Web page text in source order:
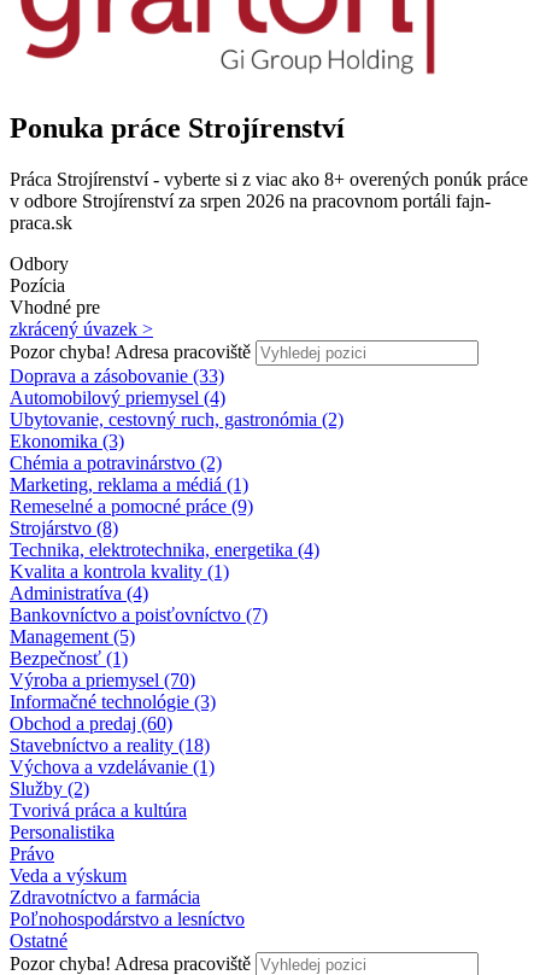
Ponuka práce Strojírenství
Práca Strojírenství - vyberte si z viac ako 8+ overených ponúk práce
v odbore Strojírenství za srpen 2026 na pracovnom portáli fajn-
praca.sk
Odbory
Pozícia
Vhodné pre
zkrácený úvazek >
Pozor chyba! Adresa pracoviště
Doprava a zásobovanie (33)
Automobilový priemysel (4)
Ubytovanie, cestovný ruch, gastronómia (2)
Ekonomika (3)
Chémia a potravinárstvo (2)
Marketing, reklama a médiá (1)
Remeselné a pomocné práce (9)
Strojárstvo (8)
Technika, elektrotechnika, energetika (4)
Kvalita a kontrola kvality (1)
Administratíva (4)
Bankovníctvo a poisťovníctvo (7)
Management (5)
Bezpečnosť (1)
Výroba a priemysel (70)
Informačné technológie (3)
Obchod a predaj (60)
Stavebníctvo a reality (18)
Výchova a vzdelávanie (1)
Služby (2)
Tvorivá práca a kultúra
Personalistika
Právo
Veda a výskum
Zdravotníctvo a farmácia
Poľnohospodárstvo a lesníctvo
Ostatné
Pozor chyba! Adresa pracoviště